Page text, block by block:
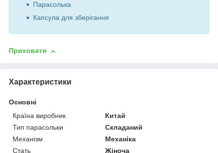
Парасолька
Капсула для зберігання
Приховати
Характеристики
Основні
Країна виробник
Китай
Тип парасольки
Складаний
Механізм
Механіка
Стать
Жіноча